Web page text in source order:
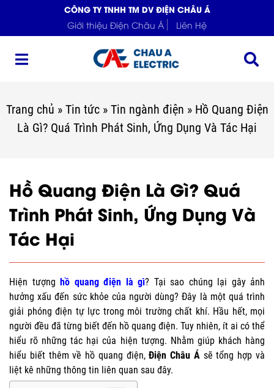
CÔNG TY TNHH TM DV ĐIỆN CHÂU Á
Giới thiệu Điện Châu Á
Liên Hệ
Trang chủ » Tin tức» Tin ngành điện » Hồ Quang Điện
Là Gì? Quá Trình Phát Sinh, Ứng Dụng Và Tác Hại
Hồ Quang Điện Là Gì? Quá
Trình Phát Sinh, Ứng Dụng Và
Tác Hại
Hiện tượng hồ quang điện là gì? Tại sao chúng lại gây ảnh
hưởng xấu đến sức khỏe của người dùng? Đây là một quá trình
giải phóng điện tự lực trong môi trường chất khí. Hầu hết, mọi
người đều đã từng biết đến hồ quang điện. Tuy nhiên, ít ai có thể
hiểu rõ những tác hại của hiện tượng. Nhằm giúp khách hàng
hiểu biết thêm về hồ quang điện,Điện Châu Ásẽ tổng hợp và
liệt kê những thông tin liên quan sau đây.